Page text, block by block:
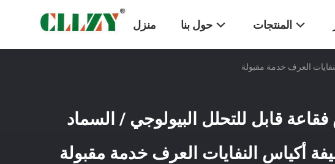
منزل حول بنا المنتجات
فقاعة قابل للتحلل البيولوجي / السماد
أكياس النفايات العرف خدمة مقبولة